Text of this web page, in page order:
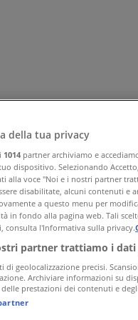
e corpoBricolage
della tua privacy
1014 partner archiviamo e
dispositivo. Selezionando
alla voce "Noi e i nostri partner
disabilitate, alcuni contenuti e
a questo menu per
in fondo alla pagina web. Tali
consulta l'Informativa sulla privacy.
partner trattiamo i
di geolocalizzazione precisi.
Archiviare informazioni su
prestazioni dei contenuti e